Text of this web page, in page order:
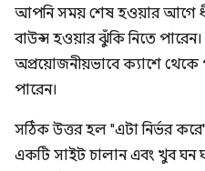
আপনি সময় শেষ হওয়ার আগে
বাউন্স হওয়ার ঝুঁকি নিতে
অপ্রয়োজনীয়ভাবে ক্যাশে থেকে
পারেন।
সঠিক উত্তর হল "এটা নির্ভর
একটি সাইট চালান এবং খুব